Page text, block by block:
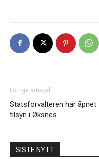
Forrige artikkel
Statsforvalteren har åpnet
tilsyn i Øksnes
SISTE NYTT